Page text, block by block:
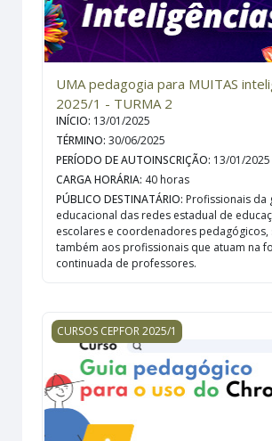
UMA pedagogia para MUITAS
2025/1 - TURMA 2
INÍCIO: 13/01/2025
TÉRMINO:30/06/2025
PERÍODO DE AUTOINSCRIÇÃO: 13/01/
CARGA HORÁRIA: 40 horas
PÚBLICO DESTINATÁRIO: Profissionais da
educacional das redes estadual de
escolares e coordenadores
também aos profissionais que atuam na
continuada de professores.
GUIA PEDAGÓGICO PARA O
CURSOS CEPFOR 2025/1